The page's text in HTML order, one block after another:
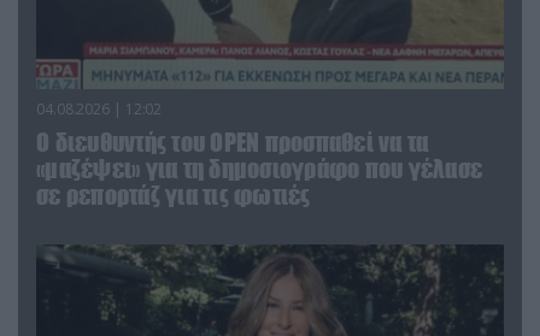
04.08.2026 | 12:02
O διευθυντής του OPEN προσπαθεί να τα
«μαζέψει» για τη δημοσιογράφο που γέλασε
σε ρεπορτάζ για τις φωτιές